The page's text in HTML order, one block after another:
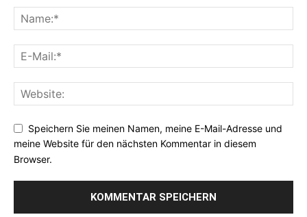
Speichern Sie meinen Namen, meine E-Mail-Adresse und
meine Website für den nächsten Kommentar in diesem
Browser.